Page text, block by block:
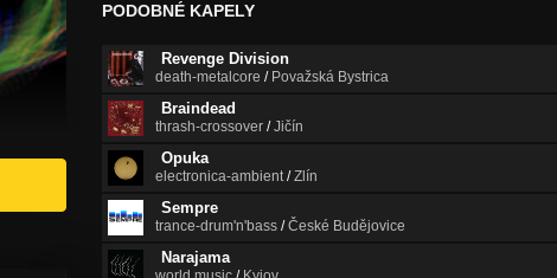
PODOBNÉ KAPELY
Revenge Division
death-metalcore / Považská Bystrica
Braindead
thrash-crossover /Jičín
Opuka
electronica-ambient/Zlín
Sempre
trance-drum'n'bass /České Budějovice
Narajama